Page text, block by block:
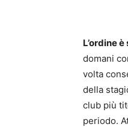
L’ordine
domani
volta
della
club più
periodo.